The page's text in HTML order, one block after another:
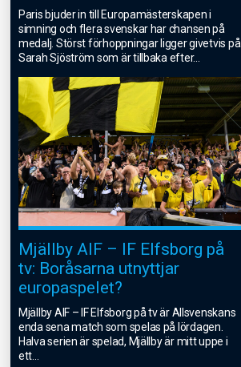
Paris bjuder in till Europamästerskapen i
simning och flera svenskar har chansen på
medalj. Störst förhoppningar ligger givetvis på
Sarah Sjöström som är tillbaka efter...
Mjällby AIF – IF Elfsborg på
tv: Boråsarna utnyttjar
europaspelet?
Mjällby AIF – IF Elfsborg på tv är Allsvenskans
enda sena match som spelas på lördagen.
Halva serien är spelad, Mjällby är mitt uppe i
ett...